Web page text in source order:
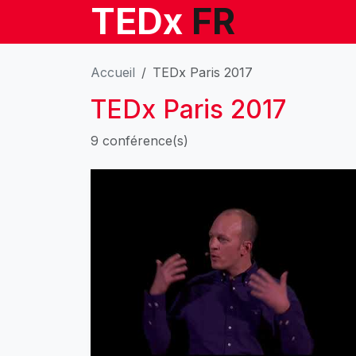
TEDx FR
Accueil TEDx Paris 2017
TEDx Paris 2017
9 conférence(s)